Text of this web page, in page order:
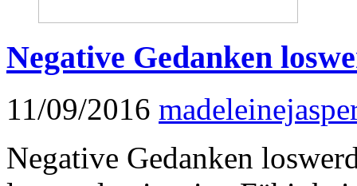
Negative Gedanken
11/09/2016
Negative Gedanken